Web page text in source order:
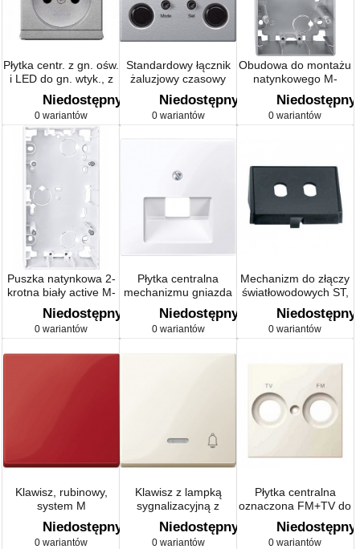
Płytka centr. z gn. ośw.
i LED do gn. wtyk., z
uziem., przesł.
Niedostępny
0 wariantów
Standardowy łącznik
żaluzjowy czasowy
system M
Niedostępny
0 wariantów
Obudowa do montażu
natynkowego M-
Smart, M-Plan
Niedostępny
0 wariantów
Puszka natynkowa 2-
krotna biały active M-
Smart, M-Plan
Niedostępny
0 wariantów
Płytka centralna
mechanizmu gniazda
RJ45, pojedyncza,
B.A, P, Sys M
Niedostępny
0 wariantów
Mechanizm do złączy
światłowodowych ST,
czarny, system M,
Artec/Antique
Niedostępny
0 wariantów
Klawisz, rubinowy,
system M
Niedostępny
0 wariantów
Klawisz z lampką
sygnalizacyjną z
oznaczeniem system
M
Niedostępny
0 wariantów
Płytka centralna
oznaczona FM+TV do
gniazd antenowych,
biały, połysk, system M
Niedostępny
0 wariantów